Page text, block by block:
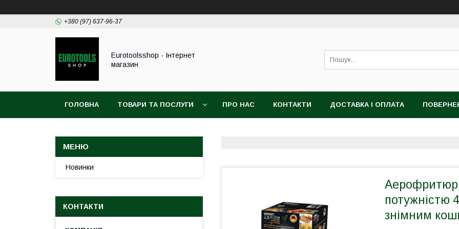
+380 (97) 637-96-37
Eurotoolsshop - Інтернет
магазин
ГОЛОВНА ТОВАРИ ТА ПОСЛУГИ ПРО НАС КОНТАКТИ ДОСТАВКА І ОПЛАТА
потужністю
знімним
Новинки
КОНТАКТИ